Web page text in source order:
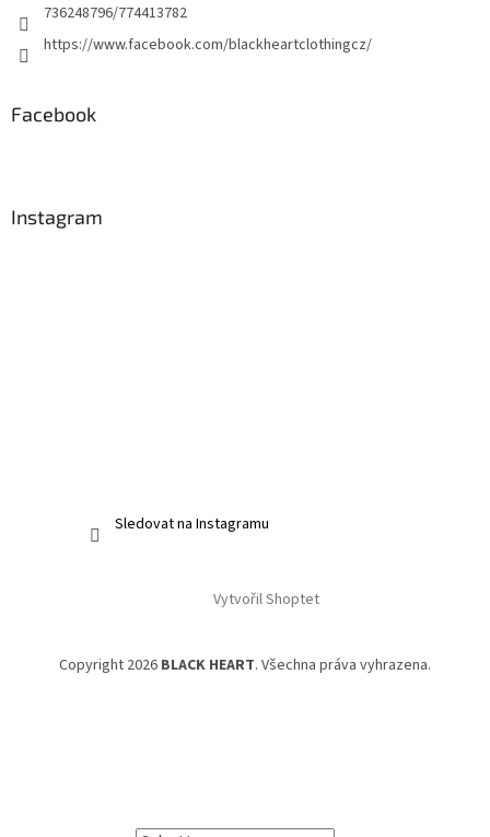
736248796/774413782
https://www.facebook.com/blackheartclothingcz/
Facebook
Instagram
Sledovat na Instagramu
Vytvořil Shoptet
Copyright 2026 BLACK HEART. Všechna práva vyhrazena.